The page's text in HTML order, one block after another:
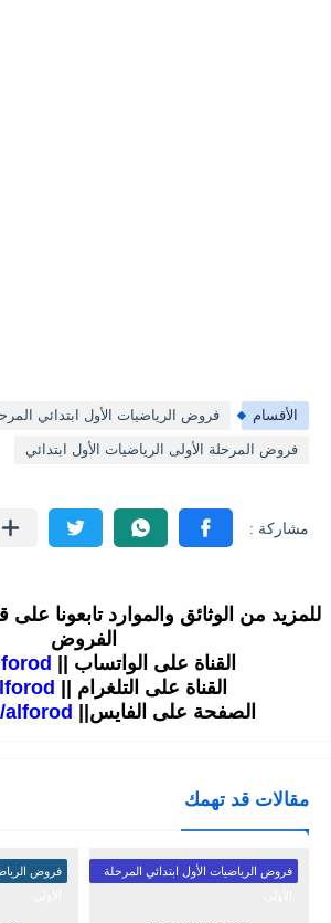
الأقسام فروض الرياضيات الأول ابتدائي
فروض المرحلة الأولى الرياضيات الأول ابتدائي
للمزيد من الوثائق والموارد تابعونا
الفروض
القناة على الواتساب ||
القناة على التلغرام ||
الصفحة على الفايس||
مقالات قد تهمك
فروض الرياضيات الأول ابتدائي المرحلة
فروض